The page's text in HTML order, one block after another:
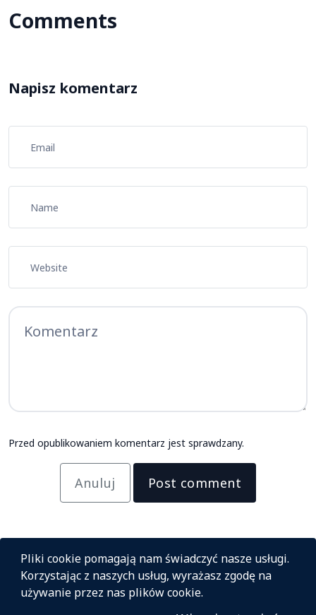
Comments
Napisz komentarz
Przed opublikowaniem komentarz jest sprawdzany.
Anuluj Post comment
Pliki cookie pomagają nam świadczyć nasze usługi.
Korzystając z naszych usług, wyrażasz zgodę na
używanie przez nas plików cookie.